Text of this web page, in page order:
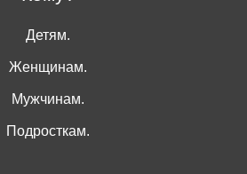
Детям.
Женщинам.
Мужчинам.
Подросткам.